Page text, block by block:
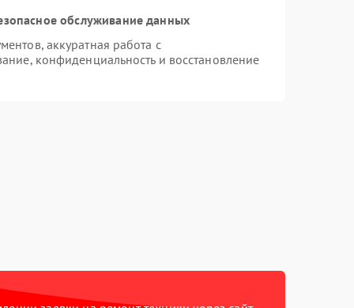
обслуживание данных
аккуратная работа с
конфиденциальность и восстановление